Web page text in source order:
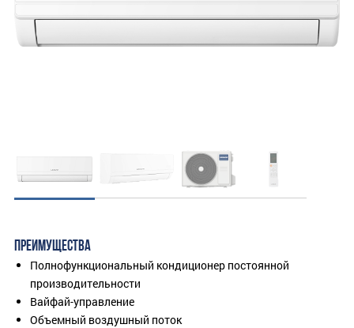
ПРЕИМУЩЕСТВА
Полнофункциональный кондиционер постоянной
производительности
Вайфай-управление
Объемный воздушный поток